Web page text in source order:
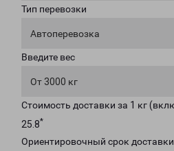
Тип перевозки
Автоперевозка
Введите вес
От 3000 кг
Стоимость доставки за 1 кг
25.8*
Ориентировочный срок доставки